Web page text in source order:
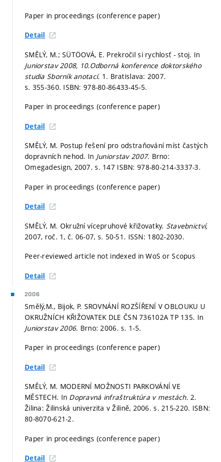
Paper in proceedings (conference paper)
Detail
SMĚLÝ, M.; SÜTÖOVÁ, E. Prekročil si rychlosť - stoj. In
Juniorstav 2008, 10.Odborná konference doktorského
studia Sborník anotací. 1. Bratislava: 2007.
s. 355-360. ISBN: 978-80-86433-45-5.
Paper in proceedings (conference paper)
Detail
SMĚLÝ, M. Postup řešení pro odstraňování míst častých
dopravních nehod. In Juniorstav 2007. Brno:
Omegadesign, 2007.s. 147 ISBN: 978-80-214-3337-3.
Paper in proceedings (conference paper)
Detail
SMĚLÝ, M. Okružní vícepruhové křižovatky. Stavebnictví,
2007, roč. 1, č. 06-07, s. 50-51. ISSN: 1802-2030.
Peer-reviewed article not indexed in WoS or Scopus
Detail
2006
Smělý,M., Bijok, P. SROVNÁNÍ ROZŠÍŘENÍ V OBLOUKU U
OKRUŽNÍCH KŘIŽOVATEK DLE ČSN 736102A TP 135. In
Juniorstav 2006. Brno: 2006.s. 1-5.
Paper in proceedings (conference paper)
Detail
SMĚLÝ, M. MODERNÍ MOŽNOSTI PARKOVÁNÍ VE
MĚSTECH. In Dopravná infraštruktúra v mestách.2.
Žilina: Žilinská univerzita v Žilině, 2006.s. 215-220. ISBN:
80-8070-621-2.
Paper in proceedings (conference paper)
Detail